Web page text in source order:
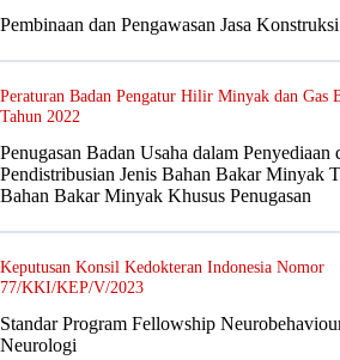
Pembinaan dan Pengawasan Jasa Konstruksi
Peraturan Badan Pengatur Hilir Minyak dan Gas
Tahun 2022
Penugasan Badan Usaha dalam Penyediaan
Pendistribusian Jenis Bahan Bakar Minyak
Bahan Bakar Minyak Khusus Penugasan
Keputusan Konsil Kedokteran Indonesia Nomor
77/KKI/KEP/V/2023
Standar Program Fellowship
Neurologi